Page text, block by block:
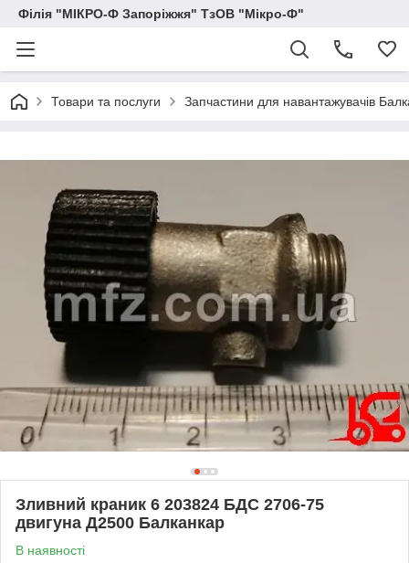
Філія "МІКРО-Ф Запоріжжя" ТзОВ "Мікро-Ф"
Товари та послуги Запчастини для навантажувачів
Зливний краник 6 203824 БДС 2706-75
двигуна Д2500 Балканкар
В наявності